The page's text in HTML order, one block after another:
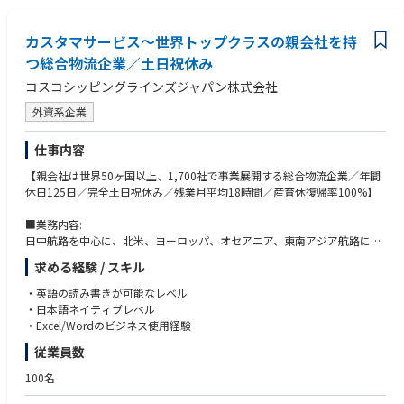
ばれる、Amazonの巨大SCMセンター(Fulfillment Center＝FC)から購買
者の自宅に商品を届けるまでのプロセスにおいて、既存の物流企業にそこ
を委託するのではなく、Amazon自体が主体者として配送を行うという取
り組みを行っております。
EC(及び各種通信販売)のビジネスにおいてEC事業者(販売者)が主導的にラ
ストマイルを行うというのは、日本ではAmazonが初めての取り組みとな
っています。コロナ禍も伴う昨今のEC流通量の急激な増加やドライバー不
足の問題などもあって、既存の大手キャリア(輸送会社)に頼らない配送モ
デルの構築は社会の課題解決という観点でも非常に有用なものとなってお
り、北米からスタートして世界各地域で急成長しているビジネスであるた
め、各方面から大いに注目されています。
AMZLとしては、自分たちが主導して構築する『ラストマイル』を通し
て、Amazonを利用するユーザーに対して、更なる高品質なCustomer
Experience（顧客体験）を提供し、ひいてはAmazon全体のサービスバリ
ューを引き上げていくことを最終的なミッションとしています。
現在このAMZLにて、『Delivery Station(DS)』というFCからユーザーの自
宅に昇進を届けるまでの中継役を担う拠点で、各種のオペレーション業
務をご担当いただける方を探しております。
勤務地は日本全国にあるので、ご自身の希望する勤務地を選択いただくこ
とが可能です（詳しくは勤務地情報をご確認ください）。
また、4勤3休の勤務形態となっており、年間休日169日というワークライ
フバランスに優れた働き方が出来る点も魅力となっております。
詳細は下記をご確認ください。
■弊社からAmazon社に推薦後、同社より候補者様にメールにて、個別に
アプリケーションフォームへのご入力のお願いの旨が届きます。そちらに
ご入力いただいてから書類選考が開始となりますので、速やかにそちらを
ご入力いただくようお願い致します。
カスタマサービス～世界トップクラスの親会社を持
つ総合物流企業／土日祝休み
コスコシッピングラインズジャパン株式会社
外資系企業
仕事内容
【親会社は世界50ヶ国以上、1,700社で事業展開する総合物流企業／年間
休日125日／完全土日祝休み／残業月平均18時間／産育休復帰率100%】
■業務内容:
日中航路を中心に、北米、ヨーロッパ、オセアニア、東南アジア航路にお
けるコンテナ貨物の輸出入に関する必要な手続き業務、国際貨物のBookin
g受付、データ入力、
B/L（船荷証券）作成、危険品・特殊貨物の許可申請、本船動静、問い合
わせ・クレーム対応、他部署連携等
30名ほど、女性がメインになっております。
20代前半～50代の方まで幅広い年齢層の社員が在籍している部署になりま
す。
求める経験 / スキル
・英語の読み書きが可能なレベル
・日本語ネイティブレベル
・Excel/Wordのビジネス使用経験
従業員数
100名